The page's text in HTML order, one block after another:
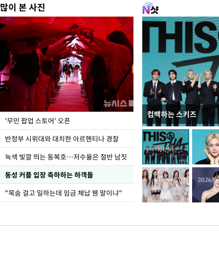
많이 본 사진
'무민 팝업 스토어' 오픈
반정부 시위대와 대치한 아르헨티나 경찰
녹색 빛깔 띄는 동복호…저수율은 절반 남짓
동성 커플 입장 축하하는 하객들
"목숨 걸고 일하는데 임금 체납 웬 말이냐"
컴백하는 스키즈
지석천 뒤덮은 개구리